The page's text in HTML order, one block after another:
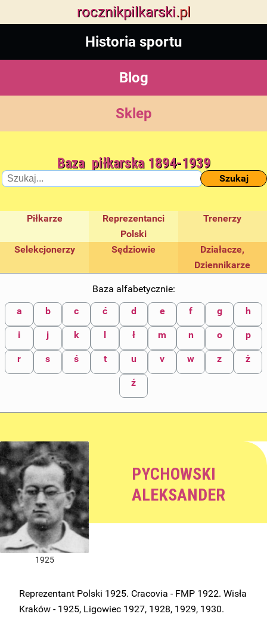
rocznikpilkarski.pl
Historia sportu
Blog
Sklep
Baza piłkarska 1894-1939
Szukaj
Piłkarze
Reprezentanci
Polski
Trenerzy
Selekcjonerzy Sędziowie
Działacze,
Dziennikarze
Baza alfabetycznie:
a
b c ć d e f g h
i j k l ł m n o p
r s ś t u v w z ż
ź
1925
PYCHOWSKI
ALEKSANDER
Reprezentant Polski 1925. Cracovia - FMP 1922. Wisła
Kraków - 1925, Ligowiec 1927, 1928, 1929, 1930.